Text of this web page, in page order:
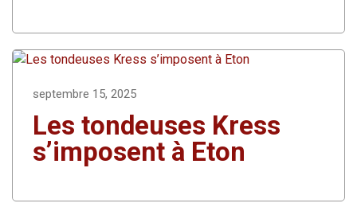
septembre 15, 2025
Les tondeuses Kress
s’imposent à Eton